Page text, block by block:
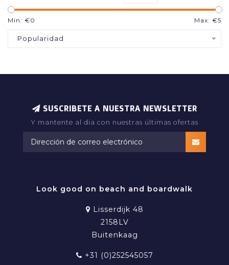
Min: €0 Max: €5
Popularidad
SUSCRIBETE A NUESTRA NEWSLETTER
Y mantente al día con nuestras últimas ofertas
Look good on beach and boardwalk
Lisserdijk 48
2158LV
Buitenkaag
+31 (0)252545057